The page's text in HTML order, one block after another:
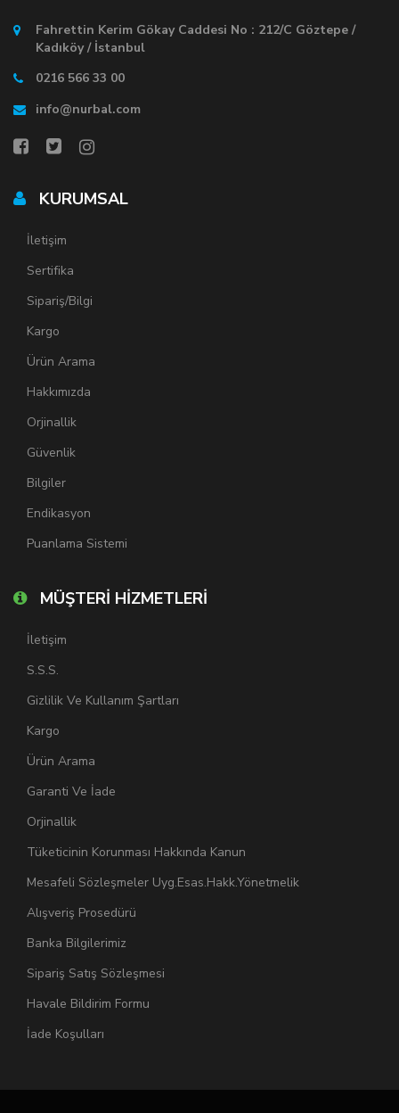
Fahrettin Kerim Gökay Caddesi No : 212/C Göztepe /
Kadıköy / İstanbul
0216 566 33 00
info@nurbal.com
KURUMSAL
İletişim
Sertifika
Sipariş/Bilgi
Kargo
Ürün Arama
Hakkımızda
Orjinallik
Güvenlik
Bilgiler
Endikasyon
Puanlama Sistemi
MÜŞTERİ HİZMETLERİ
İletişim
S.S.S.
Gizlilik Ve Kullanım Şartları
Kargo
Ürün Arama
Garanti Ve İade
Orjinallik
Tüketicinin Korunması Hakkında Kanun
Mesafeli Sözleşmeler Uyg.Esas.Hakk.Yönetmelik
Alışveriş Prosedürü
Banka Bilgilerimiz
Sipariş Satış Sözleşmesi
Havale Bildirim Formu
İade Koşulları